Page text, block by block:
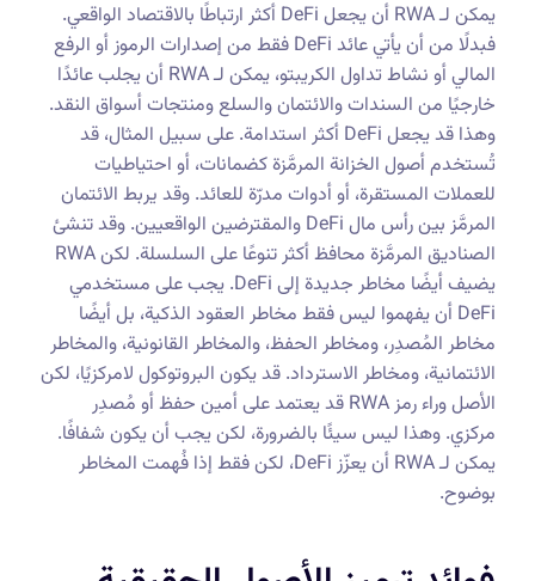
يمكن لـ RWA أن يجعل DeFi أكثر ارتباطًا بالاقتصاد الواقعي.
فبدلًا من أن يأتي عائد DeFi فقط من إصدارات الرموز أو الرفع
المالي أو نشاط تداول الكريبتو، يمكن لـ RWA أن يجلب عائدًا
خارجيًا من السندات والائتمان والسلع ومنتجات أسواق النقد.
وهذا قد يجعل DeFi أكثر استدامة. على سبيل المثال، قد
تُستخدم أصول الخزانة المرمَّزة كضمانات، أو احتياطيات
للعملات المستقرة، أو أدوات مدرّة للعائد. وقد يربط الائتمان
المرمَّز بين رأس مال DeFi والمقترضين الواقعيين. وقد تنشئ
الصناديق المرمَّزة محافظ أكثر تنوعًا على السلسلة. لكن RWA
يضيف أيضًا مخاطر جديدة إلى DeFi. يجب على مستخدمي
DeFi أن يفهموا ليس فقط مخاطر العقود الذكية، بل أيضًا
مخاطر المُصدِر، ومخاطر الحفظ، والمخاطر القانونية، والمخاطر
الائتمانية، ومخاطر الاسترداد. قد يكون البروتوكول لامركزيًا، لكن
الأصل وراء رمز RWA قد يعتمد على أمين حفظ أو مُصدِر
مركزي. وهذا ليس سيئًا بالضرورة، لكن يجب أن يكون شفافًا.
يمكن لـ RWA أن يعزّز DeFi، لكن فقط إذا فُهمت المخاطر
بوضوح.